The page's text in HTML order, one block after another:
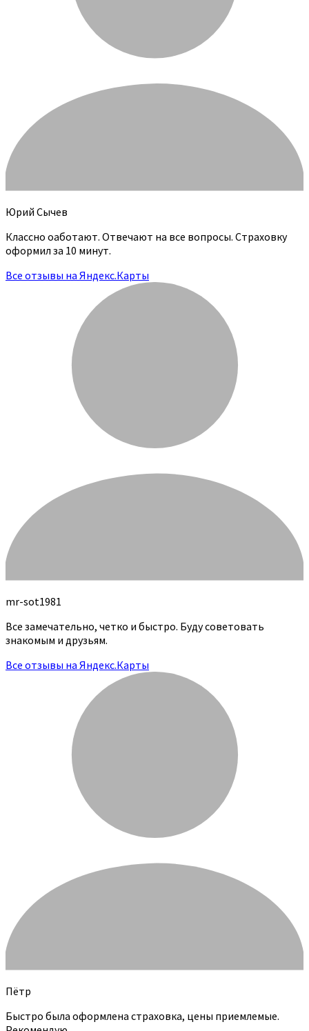
Юрий Сычев
Классно оаботают. Отвечают на все вопросы. Страховку
оформил за 10 минут.
Все отзывы на Яндекс.Карты
mr-sot1981
Все замечательно, четко и быстро. Буду советовать
знакомым и друзьям.
Все отзывы на Яндекс.Карты
Пётр
Быстро была оформлена страховка, цены приемлемые.